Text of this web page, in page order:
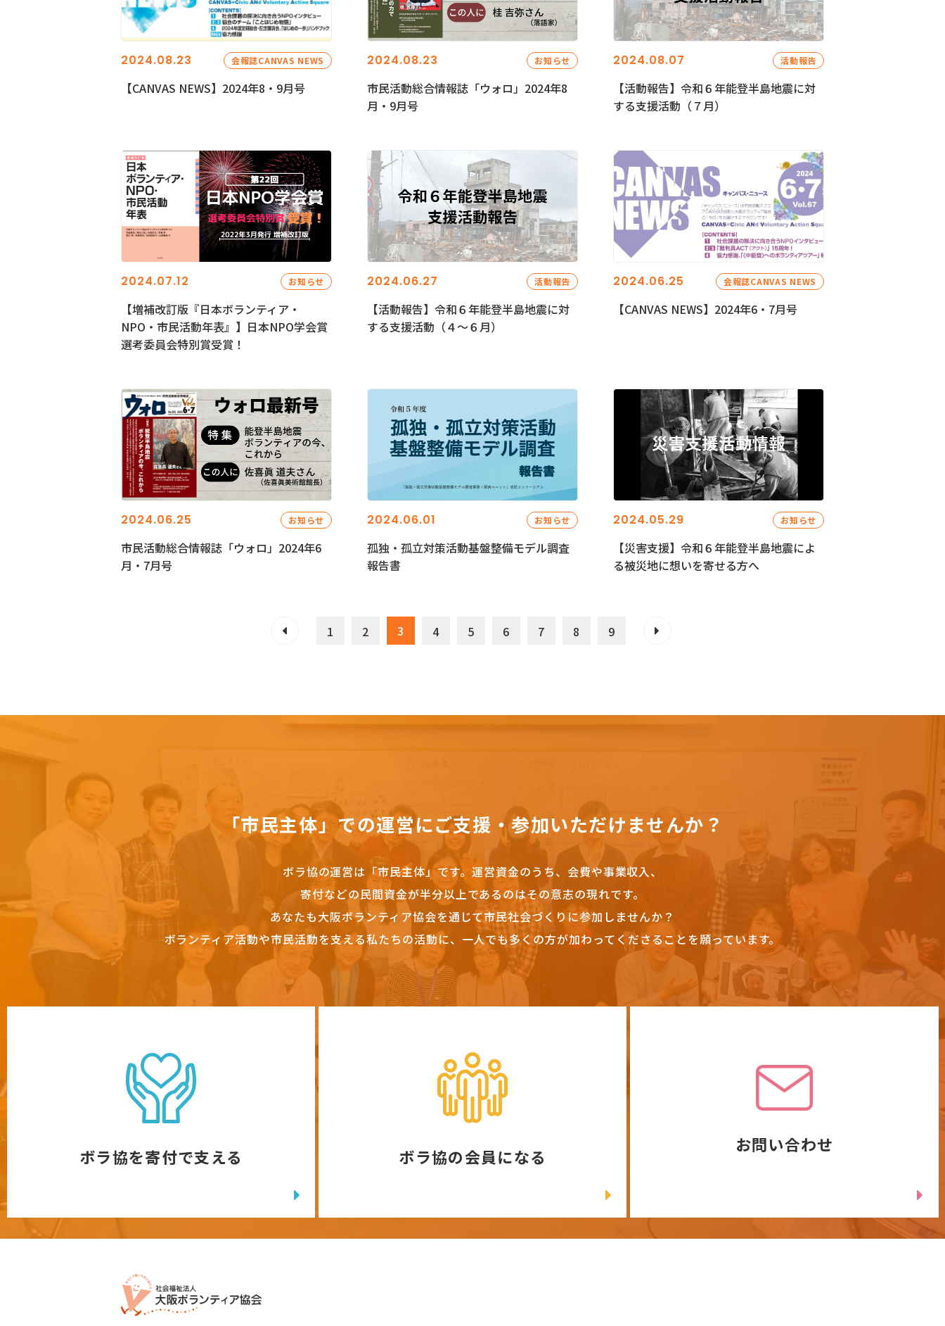
2024.08.23 会報誌CANVAS NEWS
【CANVAS NEWS】2024年8・9月号
2024.08.23 お知らせ
市民活動総合情報誌「ウォロ」2024年8
月・9月号
2024.08.07 活動報告
【活動報告】令和６年能登半島地震に対
する支援活動（７月）
2024.07.12 お知らせ
【増補改訂版『日本ボランティア・
NPO・市民活動年表』】日本NPO学会賞
選考委員会特別賞受賞！
2024.06.27 活動報告
【活動報告】令和６年能登半島地震に対
する支援活動（４〜６月）
2024.06.25 会報誌CANVAS NEWS
【CANVAS NEWS】2024年6・7月号
2024.06.25 お知らせ
市民活動総合情報誌「ウォロ」2024年6
月・7月号
2024.06.01 お知らせ
孤独・孤立対策活動基盤整備モデル調査
報告書
2024.05.29 お知らせ
【災害支援】令和６年能登半島地震によ
る被災地に想いを寄せる方へ
1 2 3 4 5 6 7 8 9
「市民主体」での運営にご支援・参加いただけませんか？
ボラ協の運営は「市民主体」です。 運営資金のうち、会費や事業収入、
寄付などの民間資金が半分以上であるのはその意志の現れです。
あなたも大阪ボランティア協会を通じて市民社会づくりに参加しませんか？
ボランティア活動や市民活動を支える私たちの活動に、一人でも多くの方が加わってくださることを願っています。
ボラ協を寄付で支える ボラ協の会員になる
お問い合わせ